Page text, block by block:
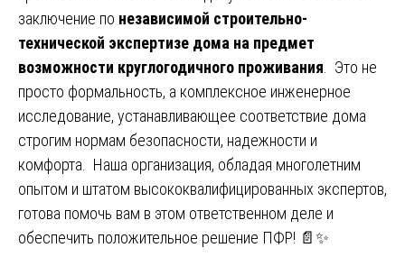
заключение по независимой строительно-
технической экспертизе дома на предмет
возможности круглогодичного проживания . Это не
просто формальность, а комплексное инженерное
исследование, устанавливающее соответствие дома
строгим нормам безопасности, надежности и
комфорта. Наша организация, обладая многолетним
опытом и штатом высококвалифицированных экспертов,
готова помочь вам в этом ответственном деле и
обеспечить положительное решение ПФР! 📄✨